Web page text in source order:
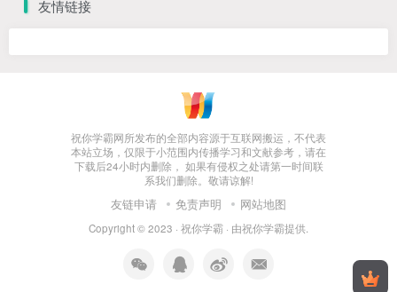
友情链接
祝你学霸网所发布的全部内容源于互联网搬运，不代表
本站立场，仅限于小范围内传播学习和文献参考，请在
下载后24小时内删除， 如果有侵权之处请第一时间联
系我们删除。敬请谅解!
友链申请 免责声明 网站地图
Copyright © 2023 · 祝你学霸 · 由祝你学霸提供.